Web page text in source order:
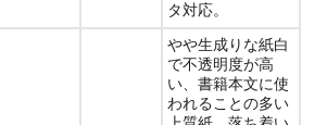
タ対応。
やや生成りな紙白
で不透明度が高
い、書籍本文に使
われることの多い